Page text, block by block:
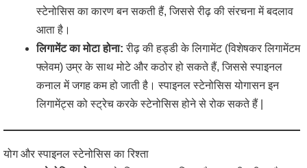
स्टेनोसिस का कारण बन सकती हैं, जिससे रीढ़ की संरचना में बदलाव
आता है।
लिगामेंट का मोटा होना: रीढ़ की हड्डी के लिगामेंट (विशेषकर लिगामेंटम
फ्लेवम) उम्र के साथ मोटे और कठोर हो सकते हैं, जिससे स्पाइनल
कनाल में जगह कम हो जाती है। स्पाइनल स्टेनोसिस योगासन इन
लिगामेंट्स को स्ट्रेच करके स्टेनोसिस होने से रोक सकते हैं |
योग और स्पाइनल स्टेनोसिस का रिश्ता